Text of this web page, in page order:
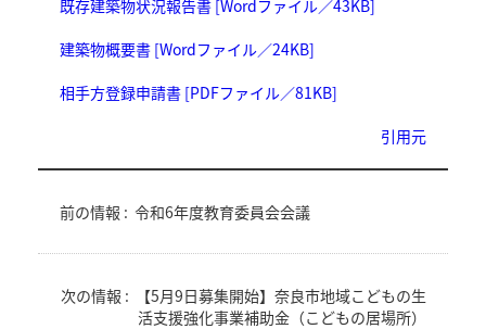
既存建築物状況報告書 [Wordファイル／43KB]
建築物概要書 [Wordファイル／24KB]
相手方登録申請書 [PDFファイル／81KB]
引用元
前の情報 : 令和6年度教育委員会会議
次の情報 :
【5月9日募集開始】奈良市地域こどもの生
活支援強化事業補助金（こどもの居場所）